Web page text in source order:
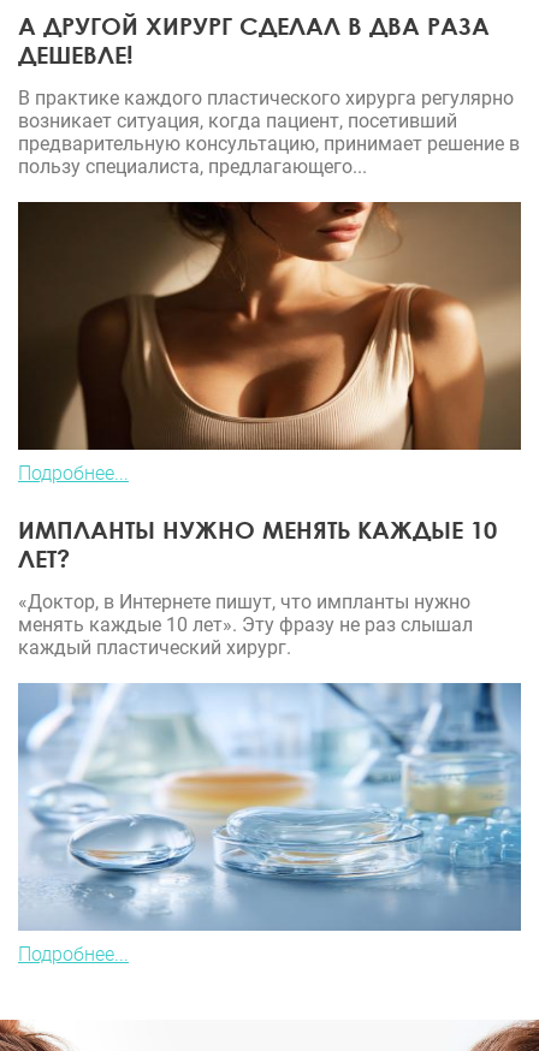
А ДРУГОЙ ХИРУРГ СДЕЛАЛ В ДВА РАЗА
ДЕШЕВЛЕ!
В практике каждого пластического хирурга регулярно
возникает ситуация, когда пациент, посетивший
предварительную консультацию, принимает решение в
пользу специалиста, предлагающего...
Подробнее...
ИМПЛАНТЫ НУЖНО МЕНЯТЬ КАЖДЫЕ 10
ЛЕТ?
«Доктор, в Интернете пишут, что импланты нужно
менять каждые 10 лет». Эту фразу не раз слышал
каждый пластический хирург.
Подробнее...